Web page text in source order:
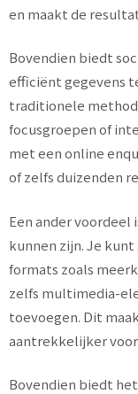
en maakt de
Bovendien biedt
efficiënt gegevens
traditionele
focusgroepen of
met een online
of zelfs duizenden
Een ander
kunnen zijn. Je
formats zoals
zelfs multimedia-
toevoegen. Dit
aantrekkelijker
Bovendien biedt